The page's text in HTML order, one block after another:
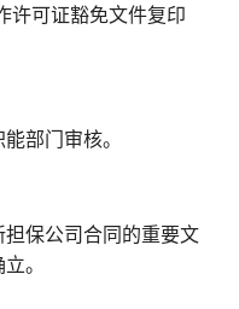
许可证豁免文件复印
部门审核。
担保公司合同的重要文
。